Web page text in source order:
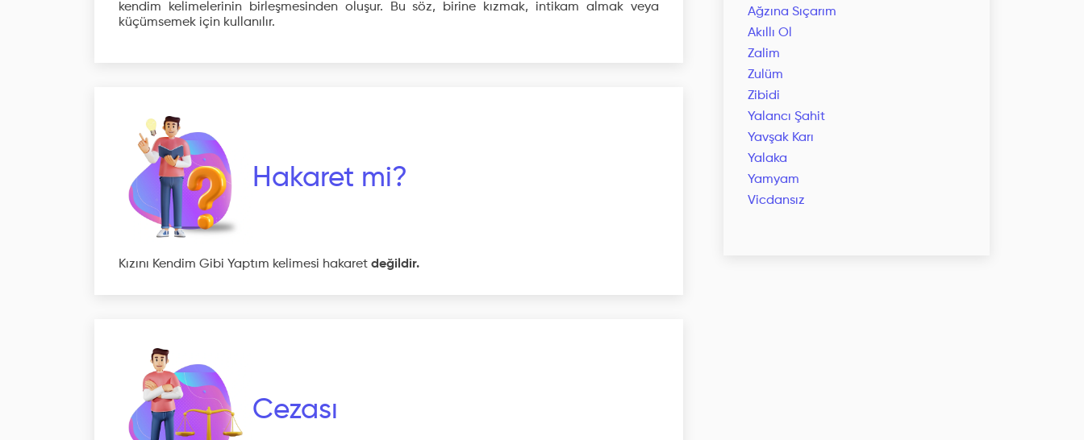
kendim kelimelerinin birleşmesinden oluşur. Bu söz, birine kızmak, intikam almak veya
küçümsemek için kullanılır.
Hakaret mi?
Kızını Kendim Gibi Yaptım kelimesi hakaret değildir.
Cezası
Ağzına Sıçarım
Akıllı Ol
Zalim
Zulüm
Zibidi
Yalancı Şahit
Yavşak Karı
Yalaka
Yamyam
Vicdansız